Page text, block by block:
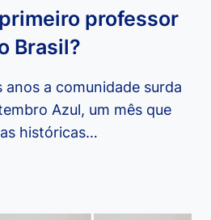
professor
Brasil?
anos a comunidade surda
Azul, um mês que
históricas…